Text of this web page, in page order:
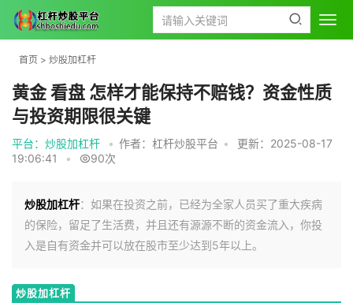
首页 > 炒股加杠杆
黄金 看盘 怎样才能保持不赔钱？资金性质
与投资期限很关键
平台：炒股加杠杆 • 作者：杠杆炒股平台 •
更新：2025-08-17
19:06:41
• 90次
炒股加杠杆：如果在投资之前，已经为全家人员买了重大疾病
的保险，留足了生活费，并且还有源源不断的资金流入，你投
入是自有资金并可以放在股市至少达到5年以上。
炒股加杠杆